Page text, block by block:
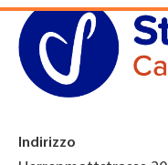
Indirizzo